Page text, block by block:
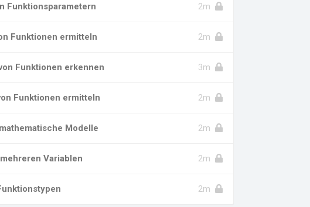
Funktionsparametern 2m
Funktionen ermitteln 2m
Funktionen erkennen 3m
Funktionen ermitteln 2m
Modelle 2m
Variablen 2m
2m